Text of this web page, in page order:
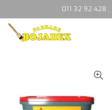
011 32 92 428 ,